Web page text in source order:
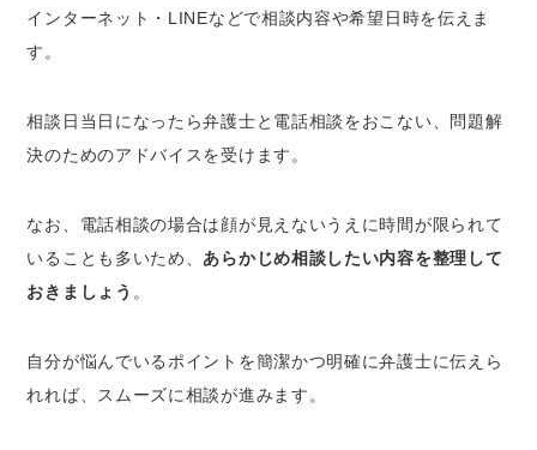
インターネット・LINEなどで相談内容や希望日時を伝えま
す。
相談日当日になったら弁護士と電話相談をおこない、問題解
決のためのアドバイスを受けます。
なお、電話相談の場合は顔が見えないうえに時間が限られて
いることも多いため、 あらかじめ相談したい内容を整理して
おきましょう 。
自分が悩んでいるポイントを簡潔かつ明確に弁護士に伝えら
れれば、スムーズに相談が進みます。